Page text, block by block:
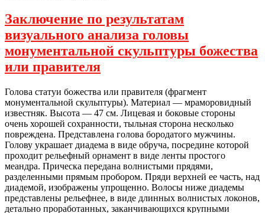
Заключение по результатам
визуального анализа головы
монументальной скульптуры божества
или правителя
Голова статуи божества или правителя (фрагмент
монументальной скульптуры). Материал — мраморовидный
известняк. Высота — 47 см. Лицевая и боковые стороны
очень хорошей сохранности, тыльная сторона несколько
повреждена. Представлена голова бородатого мужчины.
Голову украшает диадема в виде обруча, посредине которой
проходит рельефный орнамент в виде ленты простого
меандра. Прическа передана волнистыми прядями,
разделенными прямым пробором. Пряди верхней ее часть, над
диадемой, изображены упрощенно. Волосы ниже диадемы
представлены рельефнее, в виде длинных волнистых локонов,
детально проработанных, заканчивающихся крупными